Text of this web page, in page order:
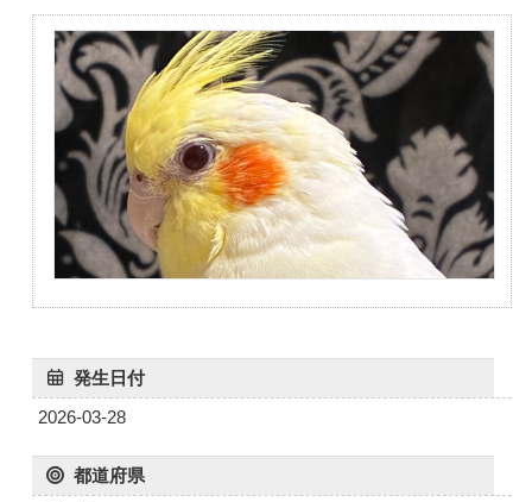
発生日付
2026-03-28
都道府県